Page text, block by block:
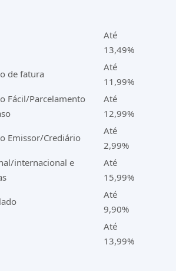
Até
13,49%
de fatura
Até
11,99%
Fácil/Parcelamento
Até
12,99%
Emissor/Crediário
Até
2,99%
internacional e
Até
15,99%
Até
9,90%
Até
13,99%